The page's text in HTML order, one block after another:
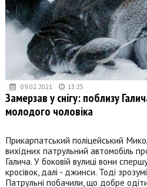
09.02.2021 13:25
Замерзав у снігу: поблизу
молодого чоловіка
Прикарпатський поліцейський
вихідних патрульний автомобіль
Галича. У боковій вулиці вони
кросівок, далі - джинси. Тоді
Патрульні побачили, що добре